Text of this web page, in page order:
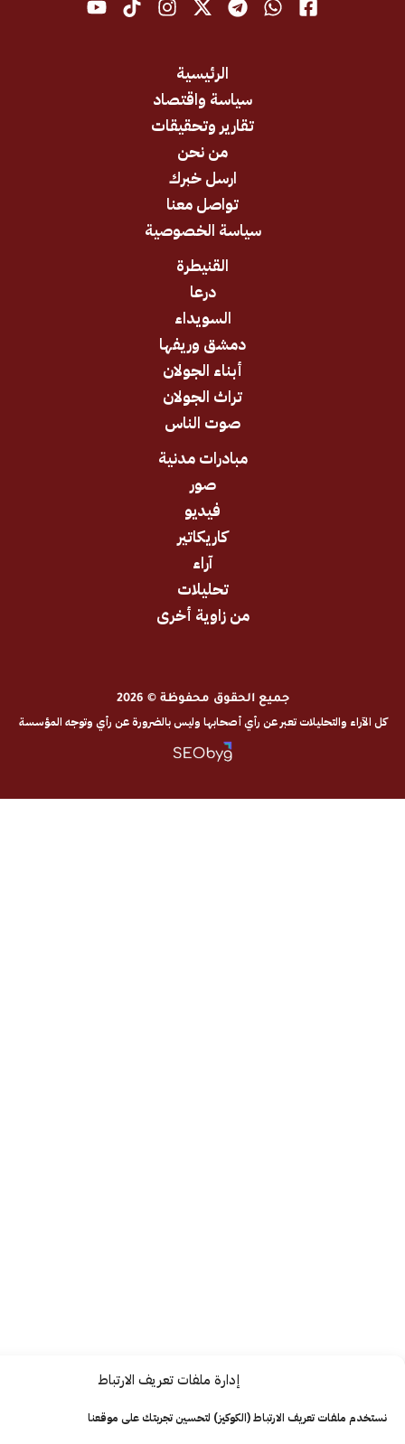
إدارة ملفات تعريف الارتباط
تعريف الارتباط (الكوكيز) لتحسين تجربتك على موقعنا
سياسة واقتصاد
تقارير وتحقيقات
ارسل خبرك
تواصل معنا
سياسة الخصوصية
دمشق وريفها
أبناء الجولان
تراث الجولان
صوت الناس
مبادرات مدنية
من زاوية أخرى
جميع الحقوق محفوظة © 2026
تعبر عن رأي أصحابها وليس بالضرورة عن رأي وتوجه المؤسسة